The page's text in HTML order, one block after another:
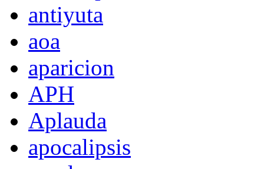
antiyuta
aoa
aparicion
APH
Aplauda
apocalipsis